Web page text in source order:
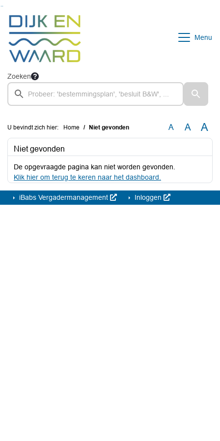
Menu
Zoeken
U bevindt zich hier: Home Niet gevonden A A A
Niet gevonden
De opgevraagde pagina kan niet worden gevonden.
Klik hier om terug te keren naar het dashboard.
iBabs Vergadermanagement Inloggen